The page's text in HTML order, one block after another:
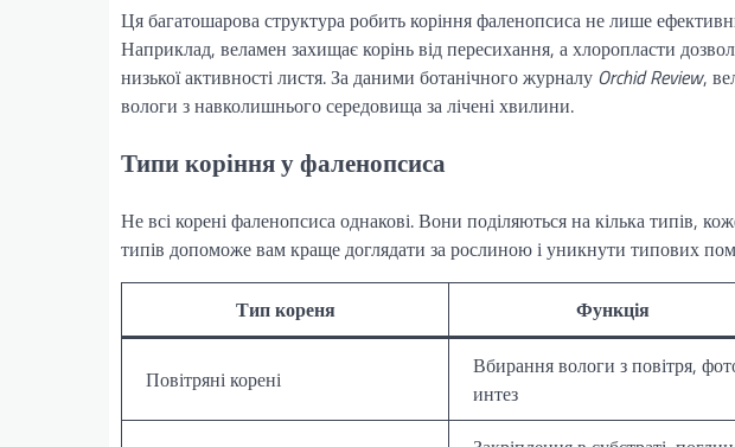
Ця багатошарова структура робить коріння фаленопсиса не лише
Наприклад, веламен захищає корінь від пересихання, а хлоропласти
низької активності листя. За даними ботанічного журналу Orchid Review,
вологи з навколишнього середовища за лічені хвилини.
Типи коріння у фаленопсиса
Не всі корені фаленопсиса однакові. Вони поділяються на кілька типів,
типів допоможе вам краще доглядати за рослиною і уникнути типових
Тип кореня Функція
Повітряні корені
Вбирання вологи з повітря,
интез